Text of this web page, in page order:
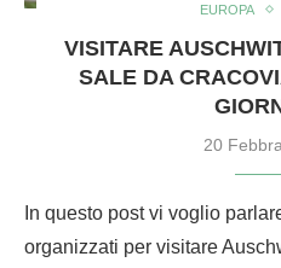
EUROPA
VISITARE
SALE DA
20
In questo post vi voglio
organizzati per visitare